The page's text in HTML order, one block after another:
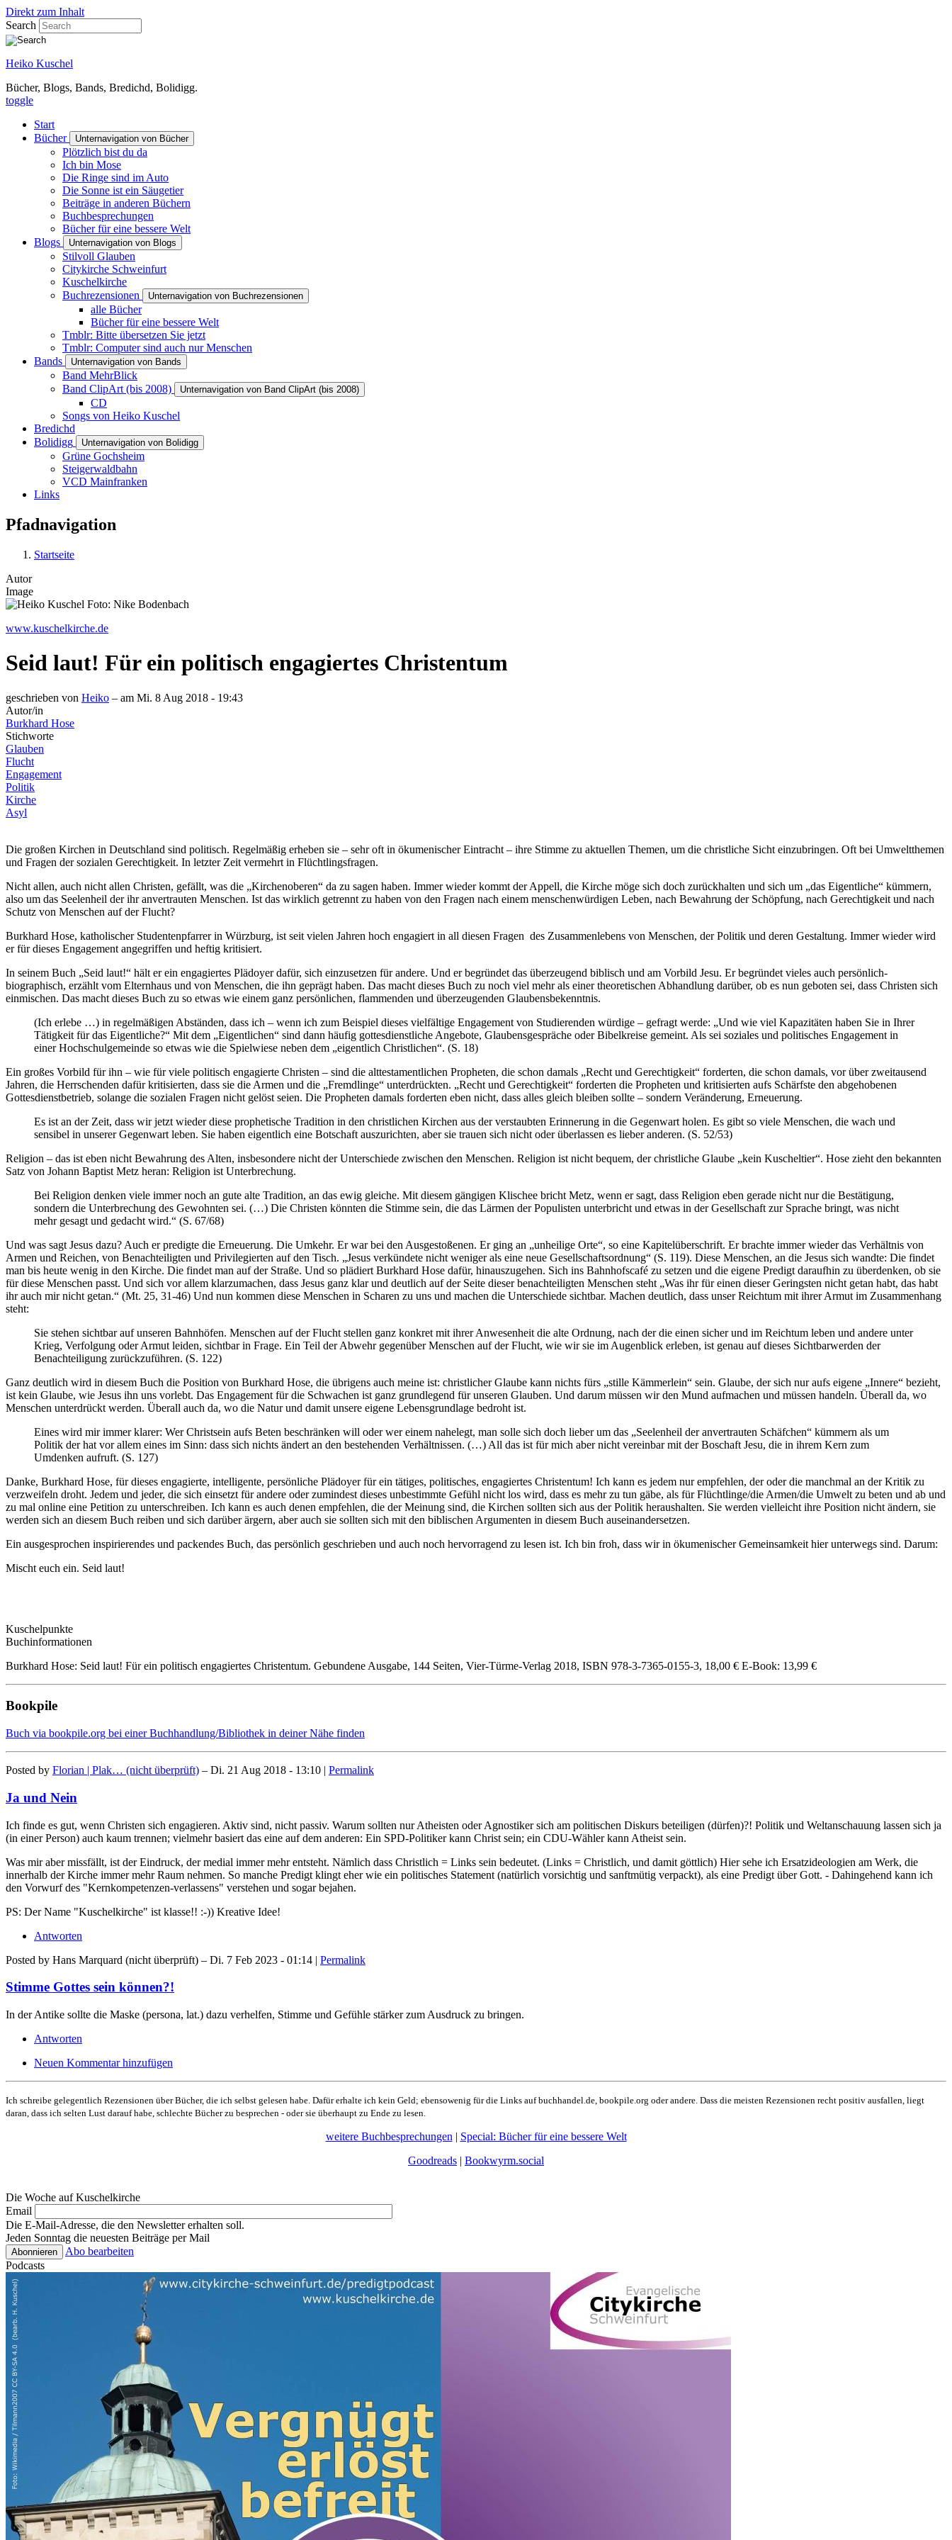
Direkt zum Inhalt
Search
Heiko Kuschel
Bücher, Blogs, Bands, Bredichd, Bolidigg.
toggle
Start
Bücher
Unternavigation von Bücher
Plötzlich bist du da
Ich bin Mose
Die Ringe sind im Auto
Die Sonne ist ein Säugetier
Beiträge in anderen Büchern
Buchbesprechungen
Bücher für eine bessere Welt
Blogs
Unternavigation von Blogs
Stilvoll Glauben
Citykirche Schweinfurt
Kuschelkirche
Buchrezensionen
Unternavigation von Buchrezensionen
alle Bücher
Bücher für eine bessere Welt
Tmblr: Bitte übersetzen Sie jetzt
Tmblr: Computer sind auch nur Menschen
Bands
Unternavigation von Bands
Band MehrBlick
Band ClipArt (bis 2008)
Unternavigation von Band ClipArt (bis 2008)
CD
Songs von Heiko Kuschel
Bredichd
Bolidigg
Unternavigation von Bolidigg
Grüne Gochsheim
Steigerwaldbahn
VCD Mainfranken
Links
Pfadnavigation
Startseite
Autor
Image
www.kuschelkirche.de
Seid laut! Für ein politisch engagiertes Christentum
geschrieben von Heiko – am Mi. 8 Aug 2018 - 19:43
Autor/in
Burkhard Hose
Stichworte
Glauben
Flucht
Engagement
Politik
Kirche
Asyl
Die großen Kirchen in Deutschland sind politisch. Regelmäßig erheben sie – sehr oft in ökumenischer Eintracht – ihre Stimme zu aktuellen Themen, um die christliche Sicht einzubringen. Oft bei Umweltthemen
und Fragen der sozialen Gerechtigkeit. In letzter Zeit vermehrt in Flüchtlingsfragen.
Nicht allen, auch nicht allen Christen, gefällt, was die „Kirchenoberen“ da zu sagen haben. Immer wieder kommt der Appell, die Kirche möge sich doch zurückhalten und sich um „das Eigentliche“ kümmern,
also um das Seelenheil der ihr anvertrauten Menschen. Ist das wirklich getrennt zu haben von den Fragen nach einem menschenwürdigen Leben, nach Bewahrung der Schöpfung, nach Gerechtigkeit und nach
Schutz von Menschen auf der Flucht?
Burkhard Hose, katholischer Studentenpfarrer in Würzburg, ist seit vielen Jahren hoch engagiert in all diesen Fragen des Zusammenlebens von Menschen, der Politik und deren Gestaltung. Immer wieder wird
er für dieses Engagement angegriffen und heftig kritisiert.
In seinem Buch „Seid laut!“ hält er ein engagiertes Plädoyer dafür, sich einzusetzen für andere. Und er begründet das überzeugend biblisch und am Vorbild Jesu. Er begründet vieles auch persönlich-
biographisch, erzählt vom Elternhaus und von Menschen, die ihn geprägt haben. Das macht dieses Buch zu noch viel mehr als einer theoretischen Abhandlung darüber, ob es nun geboten sei, dass Christen sich
einmischen. Das macht dieses Buch zu so etwas wie einem ganz persönlichen, flammenden und überzeugenden Glaubensbekenntnis.
(Ich erlebe …) in regelmäßigen Abständen, dass ich – wenn ich zum Beispiel dieses vielfältige Engagement von Studierenden würdige – gefragt werde: „Und wie viel Kapazitäten haben Sie in Ihrer
Tätigkeit für das Eigentliche?“ Mit dem „Eigentlichen“ sind dann häufig gottesdienstliche Angebote, Glaubensgespräche oder Bibelkreise gemeint. Als sei soziales und politisches Engagement in
einer Hochschulgemeinde so etwas wie die Spielwiese neben dem „eigentlich Christlichen“. (S. 18)
Ein großes Vorbild für ihn – wie für viele politisch engagierte Christen – sind die alttestamentlichen Propheten, die schon damals „Recht und Gerechtigkeit“ forderten, die schon damals, vor über zweitausend
Jahren, die Herrschenden dafür kritisierten, dass sie die Armen und die „Fremdlinge“ unterdrückten. „Recht und Gerechtigkeit“ forderten die Propheten und kritisierten aufs Schärfste den abgehobenen
Gottesdienstbetrieb, solange die sozialen Fragen nicht gelöst seien. Die Propheten damals forderten eben nicht, dass alles gleich bleiben sollte – sondern Veränderung, Erneuerung.
Es ist an der Zeit, dass wir jetzt wieder diese prophetische Tradition in den christlichen Kirchen aus der verstaubten Erinnerung in die Gegenwart holen. Es gibt so viele Menschen, die wach und
sensibel in unserer Gegenwart leben. Sie haben eigentlich eine Botschaft auszurichten, aber sie trauen sich nicht oder überlassen es lieber anderen. (S. 52/53)
Religion – das ist eben nicht Bewahrung des Alten, insbesondere nicht der Unterschiede zwischen den Menschen. Religion ist nicht bequem, der christliche Glaube „kein Kuscheltier“. Hose zieht den bekannten
Satz von Johann Baptist Metz heran: Religion ist Unterbrechung.
Bei Religion denken viele immer noch an gute alte Tradition, an das ewig gleiche. Mit diesem gängigen Klischee bricht Metz, wenn er sagt, dass Religion eben gerade nicht nur die Bestätigung,
sondern die Unterbrechung des Gewohnten sei. (…) Die Christen könnten die Stimme sein, die das Lärmen der Populisten unterbricht und etwas in der Gesellschaft zur Sprache bringt, was nicht
mehr gesagt und gedacht wird.“ (S. 67/68)
Und was sagt Jesus dazu? Auch er predigte die Erneuerung. Die Umkehr. Er war bei den Ausgestoßenen. Er ging an „unheilige Orte“, so eine Kapitelüberschrift. Er brachte immer wieder das Verhältnis von
Armen und Reichen, von Benachteiligten und Privilegierten auf den Tisch. „Jesus verkündete nicht weniger als eine neue Gesellschaftsordnung“ (S. 119). Diese Menschen, an die Jesus sich wandte: Die findet
man bis heute wenig in den Kirche. Die findet man auf der Straße. Und so plädiert Burkhard Hose dafür, hinauszugehen. Sich ins Bahnhofscafé zu setzen und die eigene Predigt daraufhin zu überdenken, ob sie
für diese Menschen passt. Und sich vor allem klarzumachen, dass Jesus ganz klar und deutlich auf der Seite dieser benachteiligten Menschen steht „Was ihr für einen dieser Geringsten nicht getan habt, das habt
ihr auch mir nicht getan.“ (Mt. 25, 31-46) Und nun kommen diese Menschen in Scharen zu uns und machen die Unterschiede sichtbar. Machen deutlich, dass unser Reichtum mit ihrer Armut im Zusammenhang
steht:
Sie stehen sichtbar auf unseren Bahnhöfen. Menschen auf der Flucht stellen ganz konkret mit ihrer Anwesenheit die alte Ordnung, nach der die einen sicher und im Reichtum leben und andere unter
Krieg, Verfolgung oder Armut leiden, sichtbar in Frage. Ein Teil der Abwehr gegenüber Menschen auf der Flucht, wie wir sie im Augenblick erleben, ist genau auf dieses Sichtbarwerden der
Benachteiligung zurückzuführen. (S. 122)
Ganz deutlich wird in diesem Buch die Position von Burkhard Hose, die übrigens auch meine ist: christlicher Glaube kann nichts fürs „stille Kämmerlein“ sein. Glaube, der sich nur aufs eigene „Innere“ bezieht,
ist kein Glaube, wie Jesus ihn uns vorlebt. Das Engagement für die Schwachen ist ganz grundlegend für unseren Glauben. Und darum müssen wir den Mund aufmachen und müssen handeln. Überall da, wo
Menschen unterdrückt werden. Überall auch da, wo die Natur und damit unsere eigene Lebensgrundlage bedroht ist.
Eines wird mir immer klarer: Wer Christsein aufs Beten beschränken will oder wer einem nahelegt, man solle sich doch lieber um das „Seelenheil der anvertrauten Schäfchen“ kümmern als um
Politik der hat vor allem eines im Sinn: dass sich nichts ändert an den bestehenden Verhältnissen. (…) All das ist für mich aber nicht vereinbar mit der Boschaft Jesu, die in ihrem Kern zum
Umdenken aufruft. (S. 127)
Danke, Burkhard Hose, für dieses engagierte, intelligente, persönliche Plädoyer für ein tätiges, politisches, engagiertes Christentum! Ich kann es jedem nur empfehlen, der oder die manchmal an der Kritik zu
verzweifeln droht. Jedem und jeder, die sich einsetzt für andere oder zumindest dieses unbestimmte Gefühl nicht los wird, dass es mehr zu tun gäbe, als für Flüchtlinge/die Armen/die Umwelt zu beten und ab und
zu mal online eine Petition zu unterschreiben. Ich kann es auch denen empfehlen, die der Meinung sind, die Kirchen sollten sich aus der Politik heraushalten. Sie werden vielleicht ihre Position nicht ändern, sie
werden sich an diesem Buch reiben und sich darüber ärgern, aber auch sie sollten sich mit den biblischen Argumenten in diesem Buch auseinandersetzen.
Ein ausgesprochen inspirierendes und packendes Buch, das persönlich geschrieben und auch noch hervorragend zu lesen ist. Ich bin froh, dass wir in ökumenischer Gemeinsamkeit hier unterwegs sind. Darum:
Mischt euch ein. Seid laut!
Kuschelpunkte
Buchinformationen
Burkhard Hose: Seid laut! Für ein politisch engagiertes Christentum. Gebundene Ausgabe, 144 Seiten, Vier-Türme-Verlag 2018, ISBN 978-3-7365-0155-3, 18,00 € E-Book: 13,99 €
Bookpile
Buch via bookpile.org bei einer Buchhandlung/Bibliothek in deiner Nähe finden
Posted by Florian | Plak… (nicht überprüft) – Di. 21 Aug 2018 - 13:10 | Permalink
Ja und Nein
Ich finde es gut, wenn Christen sich engagieren. Aktiv sind, nicht passiv. Warum sollten nur Atheisten oder Agnostiker sich am politischen Diskurs beteiligen (dürfen)?! Politik und Weltanschauung lassen sich ja
(in einer Person) auch kaum trennen; vielmehr basiert das eine auf dem anderen: Ein SPD-Politiker kann Christ sein; ein CDU-Wähler kann Atheist sein.
Was mir aber missfällt, ist der Eindruck, der medial immer mehr entsteht. Nämlich dass Christlich = Links sein bedeutet. (Links = Christlich, und damit göttlich) Hier sehe ich Ersatzideologien am Werk, die
innerhalb der Kirche immer mehr Raum nehmen. So manche Predigt klingt eher wie ein politisches Statement (natürlich vorsichtig und sanftmütig verpackt), als eine Predigt über Gott. - Dahingehend kann ich
den Vorwurf des "Kernkompetenzen-verlassens" verstehen und sogar bejahen.
PS: Der Name "Kuschelkirche" ist klasse!! :-)) Kreative Idee!
Antworten
Posted by Hans Marquard (nicht überprüft) – Di. 7 Feb 2023 - 01:14 | Permalink
Stimme Gottes sein können?!
In der Antike sollte die Maske (persona, lat.) dazu verhelfen, Stimme und Gefühle stärker zum Ausdruck zu bringen.
Antworten
Neuen Kommentar hinzufügen
Ich schreibe gelegentlich Rezensionen über Bücher, die ich selbst gelesen habe. Dafür erhalte ich kein Geld; ebensowenig für die Links auf buchhandel.de, bookpile.org oder andere. Dass die meisten Rezensionen recht positiv ausfallen, liegt
daran, dass ich selten Lust darauf habe, schlechte Bücher zu besprechen - oder sie überhaupt zu Ende zu lesen.
weitere Buchbesprechungen | Special: Bücher für eine bessere Welt
Goodreads | Bookwyrm.social
Die Woche auf Kuschelkirche
Email
Die E-Mail-Adresse, die den Newsletter erhalten soll.
Jeden Sonntag die neuesten Beiträge per Mail
Abo bearbeiten
Podcasts